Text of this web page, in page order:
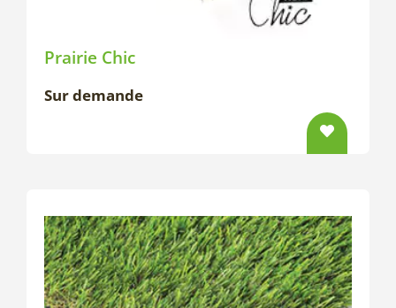
Prairie Chic
Sur demande